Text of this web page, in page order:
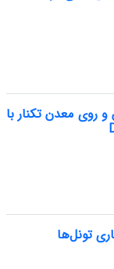
و روی معدن تکنار با
تونل‌ها